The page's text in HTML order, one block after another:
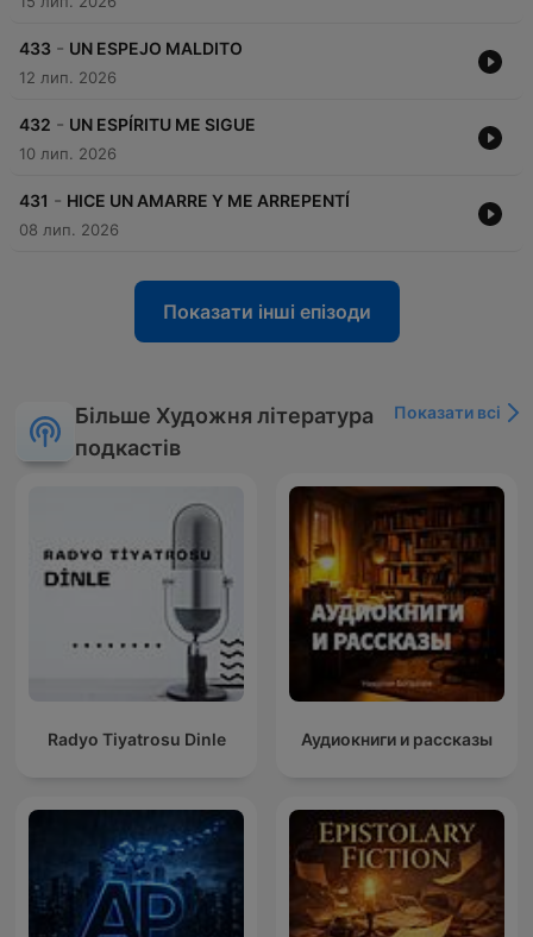
433 - UN ESPEJO MALDITO
12 лип. 2026
432 - UN ESPÍRITU ME SIGUE
10 лип. 2026
431 - HICE UN AMARRE Y ME ARREPENTÍ
08 лип. 2026
Показати інші епізоди
Більше Художня література
подкастів
Показати всі
Radyo Tiyatrosu Dinle Аудиокниги и рассказы